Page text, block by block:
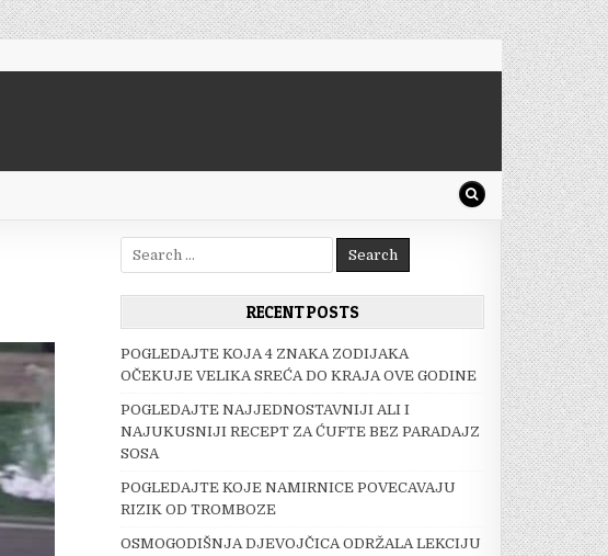
Search
for:
RECENT POSTS
POGLEDAJTE KOJA 4 ZNAKA ZODIJAKA
OČEKUJE VELIKA SREĆA DO KRAJA OVE GODINE
POGLEDAJTE NAJJEDNOSTAVNIJI ALI I
NAJUKUSNIJI RECEPT ZA ĆUFTE BEZ PARADAJZ
SOSA
POGLEDAJTE KOJE NAMIRNICE POVECAVAJU
RIZIK OD TROMBOZE
OSMOGODIŠNJA DJEVOJČICA ODRŽALA LEKCIJU